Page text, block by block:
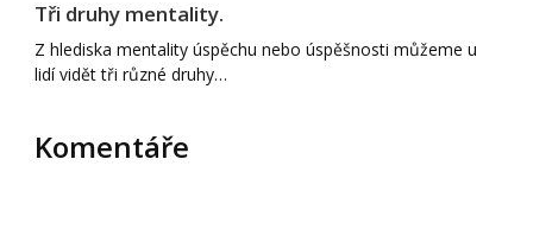
Tři druhy mentality.
Z hlediska mentality úspěchu nebo úspěšnosti můžeme u
lidí vidět tři různé druhy…
Komentáře